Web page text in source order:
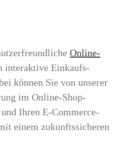
Online-
interaktive Einkaufs-
können Sie von unserer
im Online-Shop-
Ihren E-Commerce-
einem zukunftssicheren